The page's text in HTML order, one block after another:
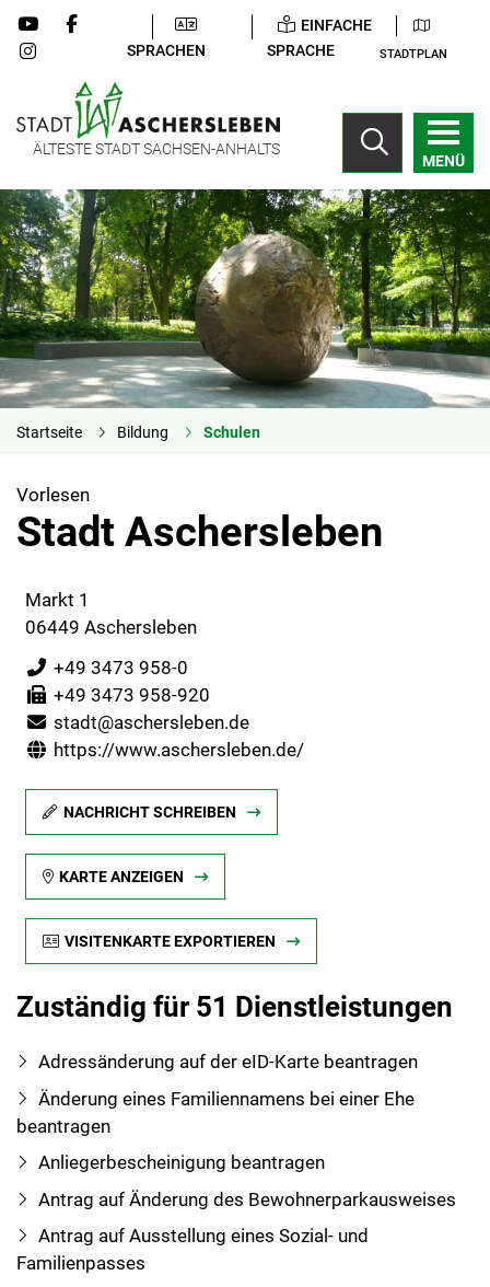
SPRACHEN
EINFACHE
SPRACHE
STADTPLAN
ÄLTESTE STADT SACHSEN-ANHALTS
MENÜ
Startseite Bildung Schulen
Vorlesen
Stadt Aschersleben
Markt 1
06449 Aschersleben
+49 3473 958-0
+49 3473 958-920
stadt@aschersleben.de
https://www.aschersleben.de/
NACHRICHT SCHREIBEN
KARTE ANZEIGEN
VISITENKARTE EXPORTIEREN
Zuständig für 51 Dienstleistungen
Adressänderung auf der eID-Karte beantragen
Änderung eines Familiennamens bei einer Ehe
beantragen
Anliegerbescheinigung beantragen
Antrag auf Änderung des Bewohnerparkausweises
Antrag auf Ausstellung eines Sozial- und
Familienpasses